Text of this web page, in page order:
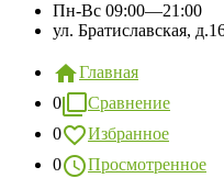
Пн-Вс 09:00—21:00
ул. Братиславская,
Главная
0
Сравнение
0
Избранное
0
Просмотренное